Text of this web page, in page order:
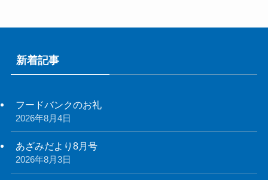
新着記事
フードバンクのお礼
2026年8月4日
あざみだより8月号
2026年8月3日